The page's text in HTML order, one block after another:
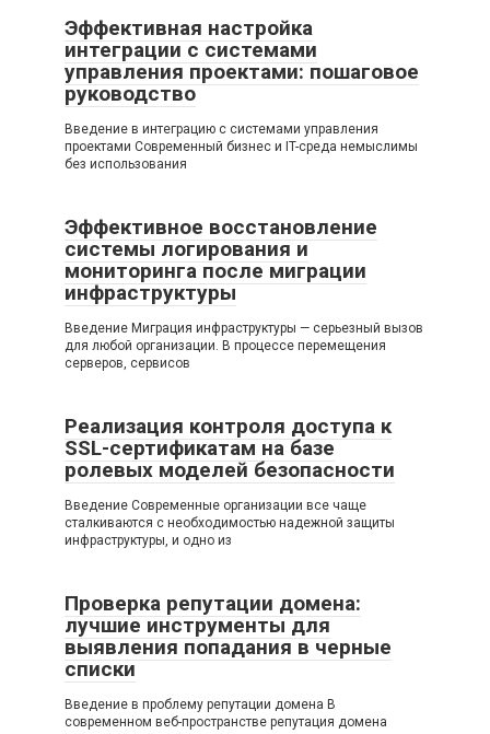
Эффективная настройка
интеграции с системами
управления проектами: пошаговое
руководство
Введение в интеграцию с системами управления
проектами Современный бизнес и IT-среда немыслимы
без использования
Эффективное восстановление
системы логирования и
мониторинга после миграции
инфраструктуры
Введение Миграция инфраструктуры — серьезный вызов
для любой организации. В процессе перемещения
серверов, сервисов
Реализация контроля доступа к
SSL-сертификатам на базе
ролевых моделей безопасности
Введение Современные организации все чаще
сталкиваются с необходимостью надежной защиты
инфраструктуры, и одно из
Проверка репутации домена:
лучшие инструменты для
выявления попадания в черные
списки
Введение в проблему репутации домена В
современном веб-пространстве репутация домена